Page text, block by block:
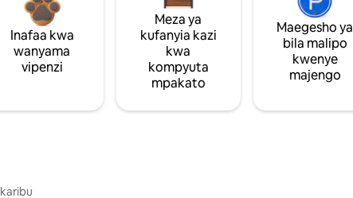
Inafaa kwa
wanyama
vipenzi
Meza ya
kufanyia kazi
kwa
kompyuta
mpakato
Maegesho ya
bila malipo
kwenye
majengo